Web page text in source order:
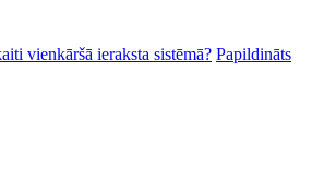
vienkāršā ieraksta sistēmā? Papildināts